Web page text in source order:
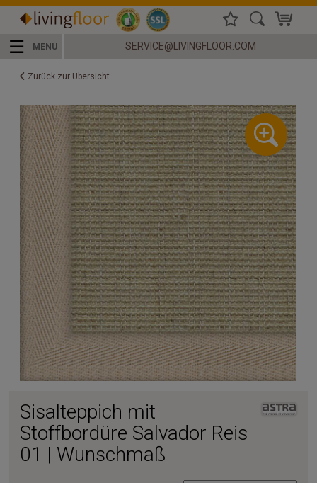
☰ MENU SERVICE@LIVINGFLOOR.COM
Zurück zur Übersicht
Sisalteppich mit
Stoffbordüre Salvador Reis
01 | Wunschmaß